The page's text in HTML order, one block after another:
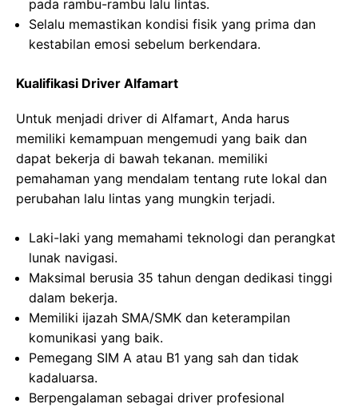
pada rambu-rambu lalu lintas.
Selalu memastikan kondisi fisik yang prima dan
kestabilan emosi sebelum berkendara.
Kualifikasi Driver Alfamart
Untuk menjadi driver di Alfamart, Anda harus
memiliki kemampuan mengemudi yang baik dan
dapat bekerja di bawah tekanan. memiliki
pemahaman yang mendalam tentang rute lokal dan
perubahan lalu lintas yang mungkin terjadi.
Laki-laki yang memahami teknologi dan perangkat
lunak navigasi.
Maksimal berusia 35 tahun dengan dedikasi tinggi
dalam bekerja.
Memiliki ijazah SMA/SMK dan keterampilan
komunikasi yang baik.
Pemegang SIM A atau B1 yang sah dan tidak
kadaluarsa.
Berpengalaman sebagai driver profesional